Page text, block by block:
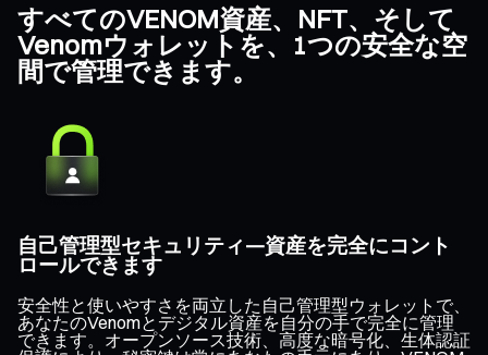
すべてのVENOM資産、NFT、そして
Venomウォレットを、1つの安全な空
間で管理できます。
自己管理型セキュリティ—資産を完全にコント
ロールできます
安全性と使いやすさを両立した自己管理型ウォレットで、
あなたのVenomとデジタル資産を自分の手で完全に管理
できます。オープンソース技術、高度な暗号化、生体認証